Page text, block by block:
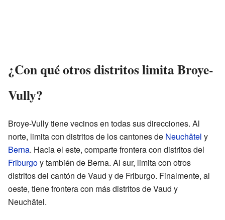
¿Con qué otros distritos limita Broye-
Vully?
Broye-Vully tiene vecinos en todas sus direcciones. Al
norte, limita con distritos de los cantones de Neuchâtel y
Berna. Hacia el este, comparte frontera con distritos del
Friburgoy también de Berna. Al sur, limita con otros
distritos del cantón de Vaud y de Friburgo. Finalmente, al
oeste, tiene frontera con más distritos de Vaud y
Neuchâtel.